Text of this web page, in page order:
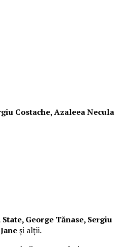
Costache, Azaleea Necula
George Tănase, Sergiu
și alții.